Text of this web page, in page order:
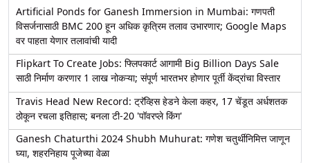
Artificial Ponds for Ganesh Immersion in Mumbai: गणपती
विसर्जनासाठी BMC 200 हून अधिक कृत्रिम तलाव उभारणार; Google Maps
वर पाहता येणार तलावांची यादी
Flipkart To Create Jobs: फ्लिपकार्ट आगामी Big Billion Days Sale
साठी निर्माण करणार 1 लाख नोकऱ्या; संपूर्ण भारतभर होणार पूर्ती केंद्रांचा विस्तार
Travis Head New Record: ट्रॅव्हिस हेडने केला कहर, 17 चेंडूत अर्धशतक
ठोकून रचला इतिहास; बनला टी-20 'पॉवरप्ले किंग'
Ganesh Chaturthi 2024 Shubh Muhurat: गणेश चतुर्थीनिमित्त जाणून
घ्या, शहरनिहाय पूजेच्या वेळा